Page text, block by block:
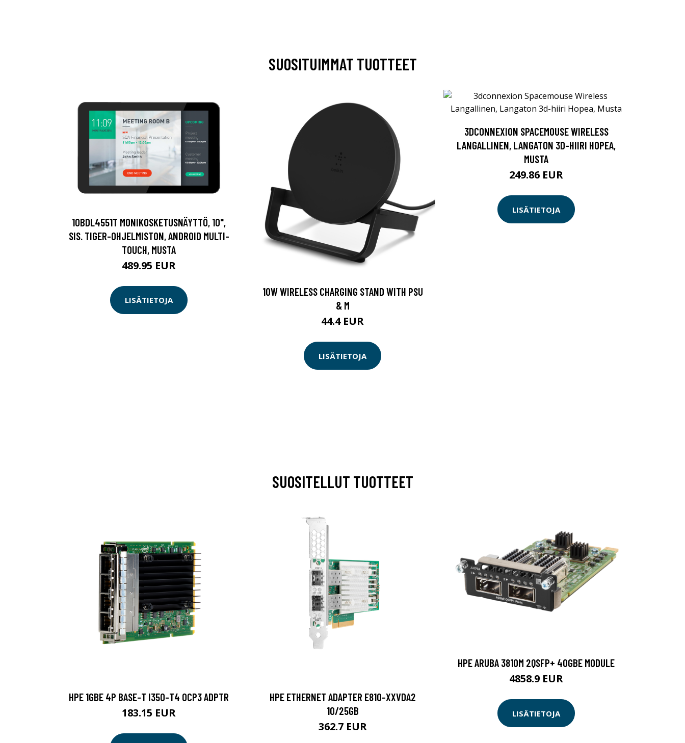
SUOSITUIMMAT TUOTTEET
10BDL4551T MONIKOSKETUSNÄYTTÖ, 10",
SIS. TIGER-OHJELMISTON, ANDROID MULTI-
TOUCH, MUSTA
489.95 EUR
LISÄTIETOJA
10W WIRELESS CHARGING STAND WITH PSU
& M
44.4 EUR
LISÄTIETOJA
3DCONNEXION SPACEMOUSE WIRELESS
LANGALLINEN, LANGATON 3D-HIIRI HOPEA,
MUSTA
249.86 EUR
LISÄTIETOJA
SUOSITELLUT TUOTTEET
HPE 1GBE 4P BASE-T I350-T4 OCP3 ADPTR
183.15 EUR
HPE ETHERNET ADAPTER E810-XXVDA2
10/25GB
362.7 EUR
HPE ARUBA 3810M 2QSFP+ 40GBE MODULE
4858.9 EUR
LISÄTIETOJA